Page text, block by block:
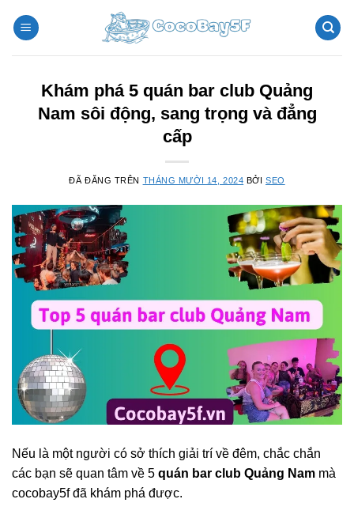
đến
Khám phá 5 quán bar club Quảng
Nam sôi động, sang trọng và đẳng
cấp
ĐÃ ĐĂNG TRÊN THÁNG MƯỜI 14, 2024 BỞISEO
Nếu là một người có sở thích giải trí về đêm, chắc chắn
các bạn sẽ quan tâm về 5 quán bar club Quảng Nam mà
cocobay5f đã khám phá được.